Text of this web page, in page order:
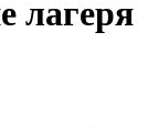
лагеря